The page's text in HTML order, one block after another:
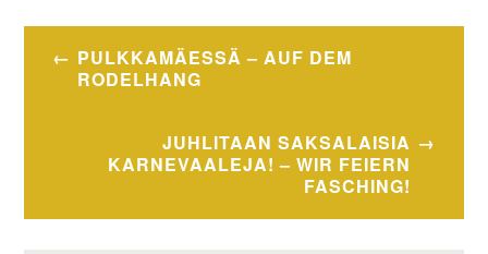
Beitragsnavigation
PULKKAMÄESSÄ – AUF DEM
RODELHANG
JUHLITAAN SAKSALAISIA
KARNEVAALEJA! – WIR FEIERN
FASCHING!